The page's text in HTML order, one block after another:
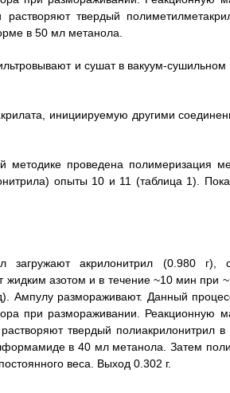
растворяют твердый
в 50 мл метанола.
и сушат в вакуум-
инициируемую другими
методике проведена полимеризация
опыты 10 и 11 (таблица 1).
акрилонитрил (0.980 г),
азотом и в течение ~10 мин при
Ампулу размораживают. Данный
при размораживании. Реакционную
твердый
в 40 мл метанола. Затем
веса. Выход 0.302 г.